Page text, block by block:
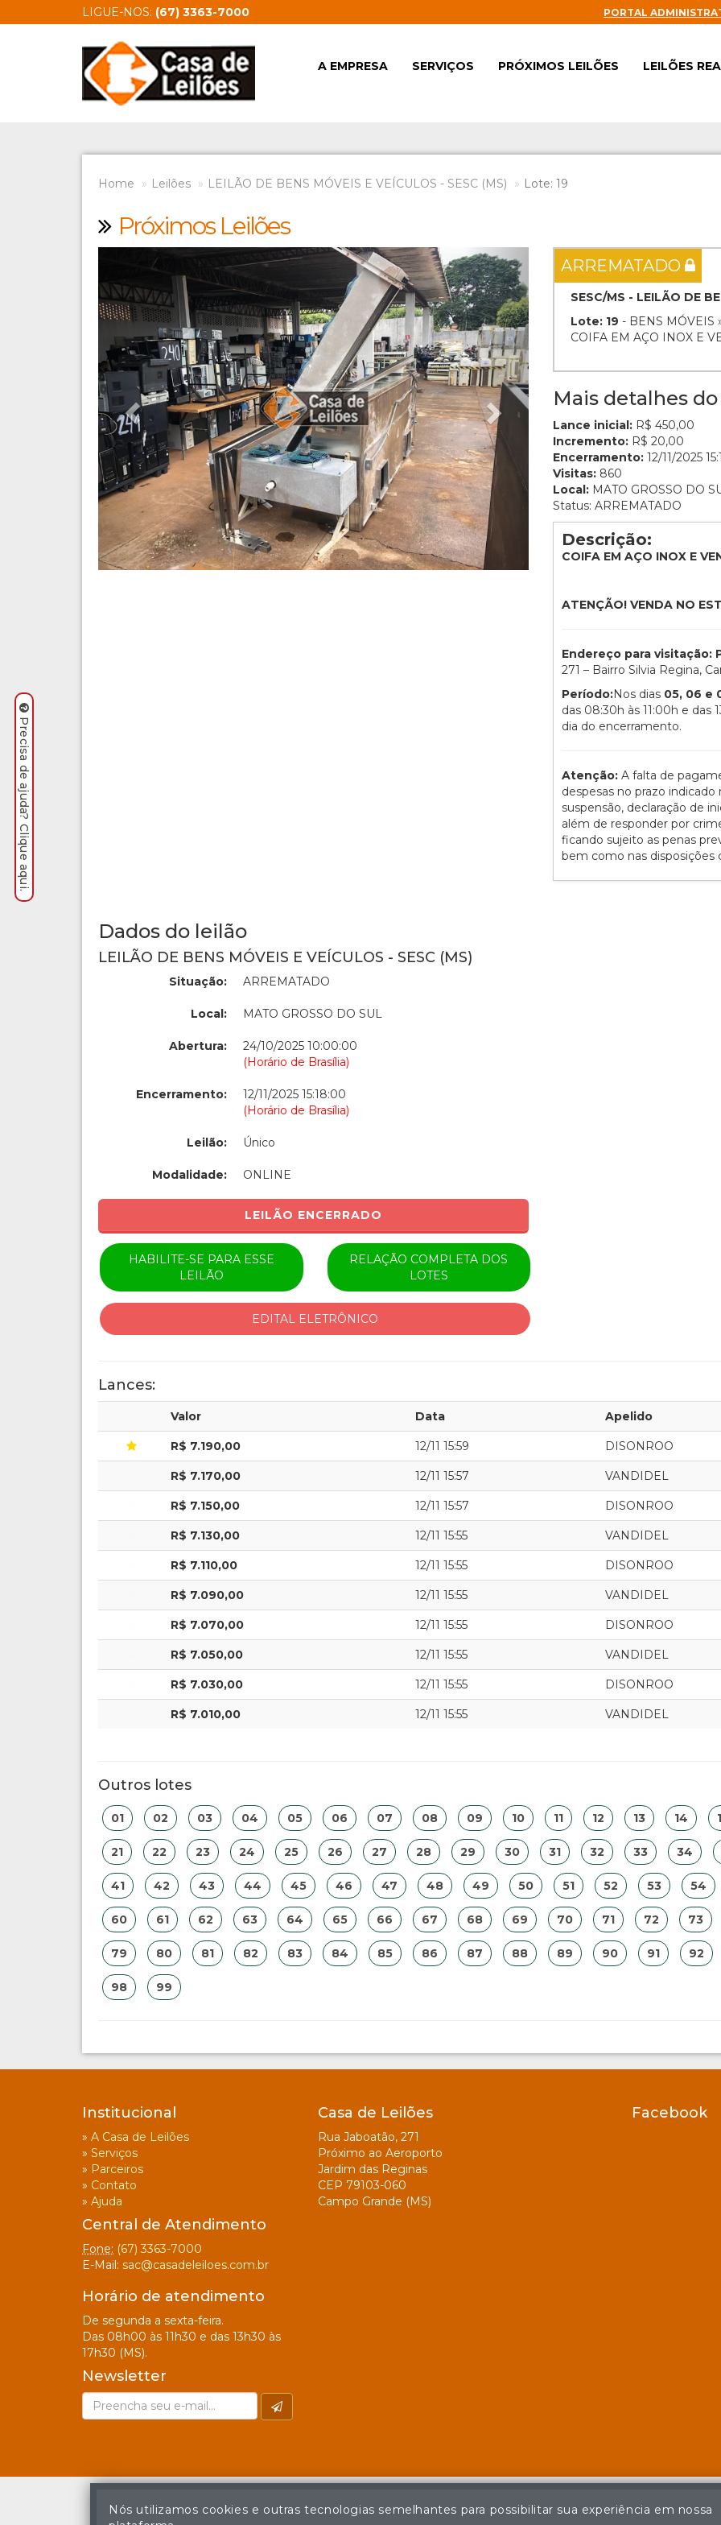
LIGUE-NOS: (67) 3363-7000 PORTAL
A EMPRESA SERVIÇOS PRÓXIMOS LEILÕES LEILÕES
Home Leilões LEILÃO DE BENS MÓVEIS E VEÍCULOS - SESC (MS) Lote: 19
Próximos Leilões
Previous Next ARREMATADO
SESC/MS - LEILÃO DE
Lote: 19 - BENS MÓVEIS
COIFA EM AÇO INOX E
Mais detalhes
Lance inicial: R$ 450,00
Incremento: R$ 20,00
Encerramento: 12/11/2025
Visitas: 860
Local: MATO GROSSO DO
Status: ARREMATADO
Descrição:
COIFA EM AÇO INOX E
ATENÇÃO! VENDA NO
Endereço para visitação:
271 – Bairro Silvia Regina,
Período:Nos dias 05, 06 e
das 08:30h às 11:00h e das
dia do encerramento.
Atenção: A falta de
despesas no prazo
suspensão, declaração de
além de responder por
ficando sujeito as penas
bem como nas disposições
Dados do leilão
LEILÃO DE BENS MÓVEIS E VEÍCULOS - SESC (MS)
Situação: ARREMATADO
Local: MATO GROSSO DO SUL
Abertura:
24/10/2025 10:00:00
(Horário de Brasília)
Encerramento:
12/11/2025 15:18:00
(Horário de Brasília)
Leilão: Único
Modalidade: ONLINE
LEILÃO ENCERRADO
HABILITE-SE PARA ESSE
LEILÃO
RELAÇÃO COMPLETA DOS
LOTES
EDITAL ELETRÔNICO
Lances:
Valor Data Apelido
R$ 7.190,00 12/11 15:59 DISONROO
R$ 7.170,00 12/11 15:57 VANDIDEL
R$ 7.150,00 12/11 15:57 DISONROO
R$ 7.130,00 12/11 15:55 VANDIDEL
R$ 7.110,00 12/11 15:55 DISONROO
R$ 7.090,00 12/11 15:55 VANDIDEL
R$ 7.070,00 12/11 15:55 DISONROO
R$ 7.050,00 12/11 15:55 VANDIDEL
R$ 7.030,00 12/11 15:55 DISONROO
R$ 7.010,00 12/11 15:55 VANDIDEL
Outros lotes
01 02 03 04 05 06 07 08 09 10 11 12 13 14
21 22 23 24 25 26 27 28 29 30 31 32 33 34
41 42 43 44 45 46 47 48 49 50 51 52 53 54
60 61 62 63 64 65 66 67 68 69 70 71 72 73
79 80 81 82 83 84 85 86 87 88 89 90 91 92
98 99
Institucional
» A Casa de Leilões
» Serviços
» Parceiros
» Contato
» Ajuda
Central de Atendimento
Fone: (67) 3363-7000
E-Mail: sac@casadeleiloes.com.br
Horário de atendimento
De segunda a sexta-feira.
Das 08h00 às 11h30 e das 13h30 às
17h30 (MS).
Newsletter
Casa de Leilões
Rua Jaboatão, 271
Próximo ao Aeroporto
Jardim das Reginas
CEP 79103-060
Campo Grande (MS)
Facebook
Precisa de ajuda? Clique aqui.
Nós utilizamos cookies e outras tecnologias semelhantes para possibilitar sua experiência em nossa